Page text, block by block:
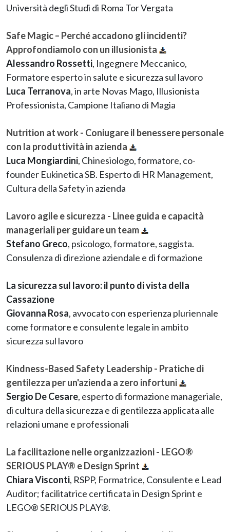
Università degli Studi di Roma Tor Vergata
Safe Magic – Perché accadono gli incidenti?
Approfondiamolo con un illusionista
Alessandro Rossetti, Ingegnere Meccanico,
Formatore esperto in salute e sicurezza sul lavoro
Luca Terranova, in arte Novas Mago, Illusionista
Professionista, Campione Italiano di Magia
Nutrition at work - Coniugare il benessere personale
con la produttività in azienda
Luca Mongiardini, Chinesiologo, formatore, co-
founder Eukinetica SB. Esperto di HR Management,
Cultura della Safety in azienda
Lavoro agile e sicurezza - Linee guida e capacità
manageriali per guidare un team
Stefano Greco, psicologo, formatore, saggista.
Consulenza di direzione aziendale e di formazione
La sicurezza sul lavoro: il punto di vista della
Cassazione
Giovanna Rosa, avvocato con esperienza pluriennale
come formatore e consulente legale in ambito
sicurezza sul lavoro
Kindness-Based Safety Leadership - Pratiche di
gentilezza per un'azienda a zero infortuni
Sergio De Cesare, esperto di formazione manageriale,
di cultura della sicurezza e di gentilezza applicata alle
relazioni umane e professionali
La facilitazione nelle organizzazioni - LEGO®
SERIOUS PLAY® e Design Sprint
Chiara Visconti, RSPP, Formatrice, Consulente e Lead
Auditor; facilitatrice certificata in Design Sprint e
LEGO® SERIOUS PLAY®.